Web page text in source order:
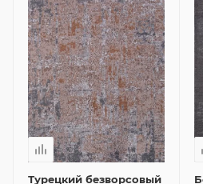
Турецкий безворсовый